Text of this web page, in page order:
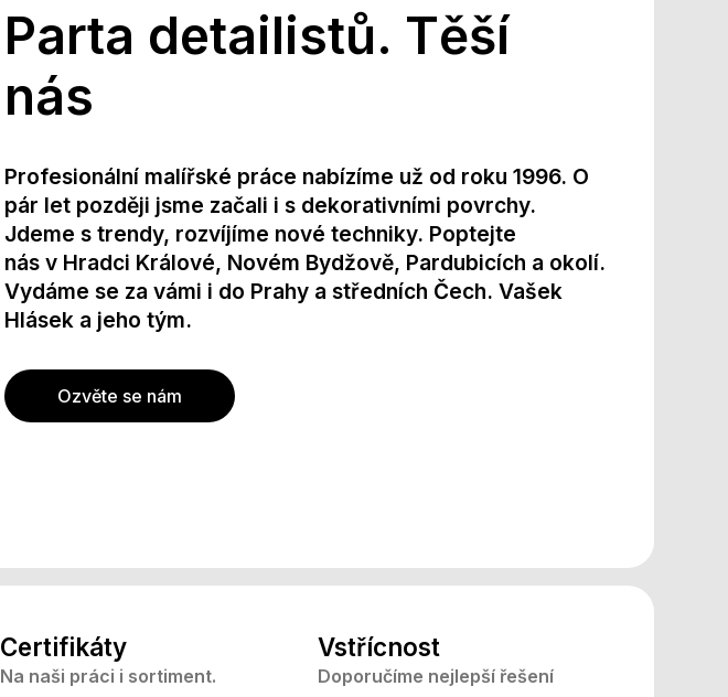
Parta detailistů. Těší
nás
Profesionální malířské práce nabízíme už od roku 1996. O
pár let později jsme začali i s dekorativními povrchy.
Jdeme s trendy, rozvíjíme nové techniky. Poptejte
nás v Hradci Králové, Novém Bydžově, Pardubicích a okolí.
Vydáme se za vámi i do Prahy a středních Čech. Vašek
Hlásek a jeho tým.
Ozvěte se nám
Certifikáty
Na naši práci i sortiment.
Vstřícnost
Doporučíme nejlepší řešení